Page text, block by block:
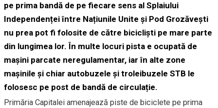
pe prima bandă de pe fiecare sens al Splaiului
Independenței între Națiunile Unite și Pod Grozăvești
nu prea pot fi folosite de către bicicliști pe mare parte
din lungimea lor. În multe locuri pista e ocupată de
mașini parcate neregulamentar, iar în alte zone
mașinile și chiar autobuzele și troleibuzele STB le
folosesc pe post de bandă de circulație.
Primăria Capitalei amenajează piste de biciclete pe prima